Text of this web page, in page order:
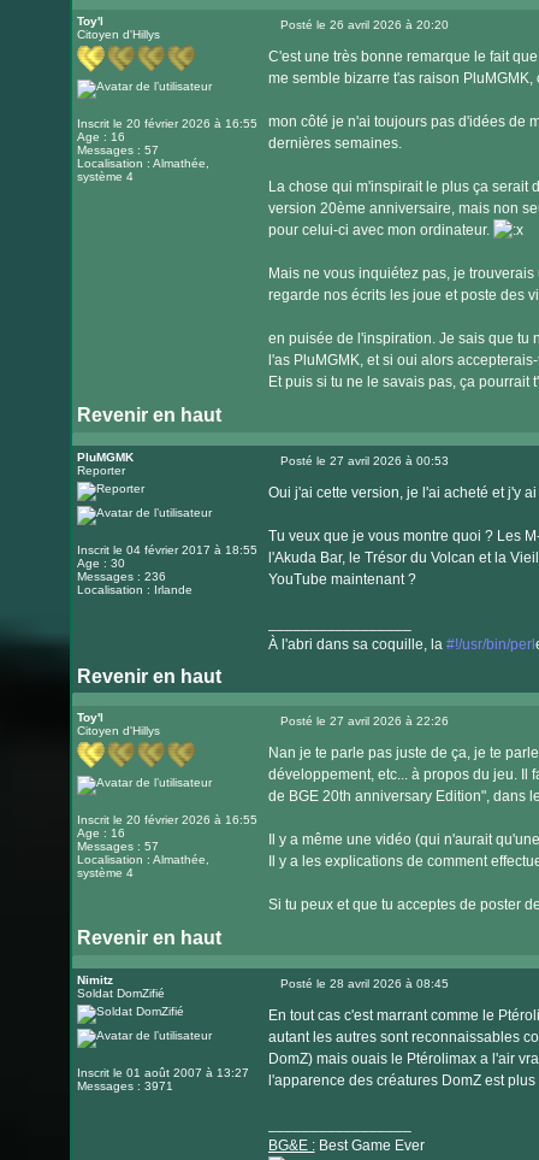
Toy'l
Citoyen d'Hillys
Inscrit le 20 février 2026 à 16:55
Age : 16
Messages : 57
Localisation : Almathée,
système 4
Posté le 26 avril 2026 à 20:20
C'est une très bonne remarque le fait
me semble bizarre t'as raison
mon côté je n'ai toujours pas d'idées de
dernières semaines.
La chose qui m'inspirait le plus ça serait
version 20ème anniversaire, mais non
pour celui-ci avec mon ordinateur.
Mais ne vous inquiétez pas, je
regarde nos écrits les joue et poste des
en puisée de l'inspiration. Je sais que tu
l'as PluMGMK, et si oui alors
Et puis si tu ne le savais pas, ça pourrait
Revenir en haut
PluMGMK
Reporter
Inscrit le 04 février 2017 à 18:55
Age : 30
Messages : 236
Localisation : Irlande
Posté le 27 avril 2026 à 00:53
Oui j'ai cette version, je l'ai acheté et j'y
Tu veux que je vous montre quoi ? Les
l'Akuda Bar, le Trésor du Volcan et la
YouTube maintenant ?
À l'abri dans sa coquille, la #!/usr/bin/perl
Revenir en haut
Visiter
le
internet
Toy'l
Citoyen d'Hillys
Inscrit le 20 février 2026 à 16:55
Age : 16
Messages : 57
Localisation : Almathée,
système 4
Posté le 27 avril 2026 à 22:26
Nan je te parle pas juste de ça, je te
développement, etc... à propos du jeu. Il
de BGE 20th anniversary Edition", dans
Il y a même une vidéo (qui n'aurait
Il y a les explications de comment
Si tu peux et que tu acceptes de poster
Revenir en haut
Nimitz
Soldat DomZifié
Inscrit le 01 août 2007 à 13:27
Messages : 3971
Posté le 28 avril 2026 à 08:45
En tout cas c'est marrant comme le
autant les autres sont reconnaissables
DomZ) mais ouais le Ptérolimax a l'air
l'apparence des créatures DomZ est
BG&E :Best Game Ever